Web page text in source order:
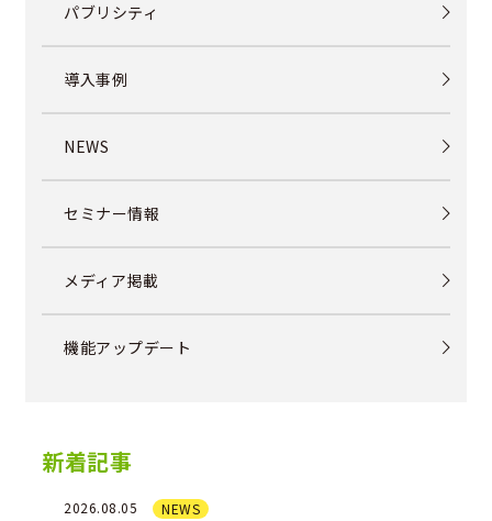
パブリシティ
導入事例
NEWS
セミナー情報
メディア掲載
機能アップデート
新着記事
2026.08.05 NEWS